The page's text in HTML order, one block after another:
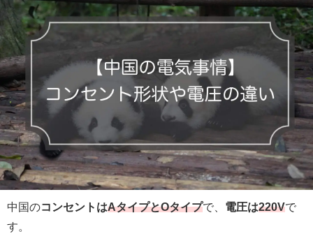
中国のコンセントはAタイプとOタイプで、 電圧は220Vで
す。